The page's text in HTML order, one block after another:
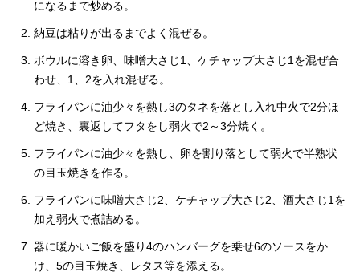
になるまで炒める。
納豆は粘りが出るまでよく混ぜる。
ボウルに溶き卵、味噌大さじ1、ケチャップ大さじ1を混ぜ合
わせ、1、2を入れ混ぜる。
フライパンに油少々を熱し3のタネを落とし入れ中火で2分ほ
ど焼き、裏返してフタをし弱火で2～3分焼く。
フライパンに油少々を熱し、卵を割り落として弱火で半熟状
の目玉焼きを作る。
フライパンに味噌大さじ2、ケチャップ大さじ2、酒大さじ1を
加え弱火で煮詰める。
器に暖かいご飯を盛り4のハンバーグを乗せ6のソースをか
け、5の目玉焼き、レタス等を添える。